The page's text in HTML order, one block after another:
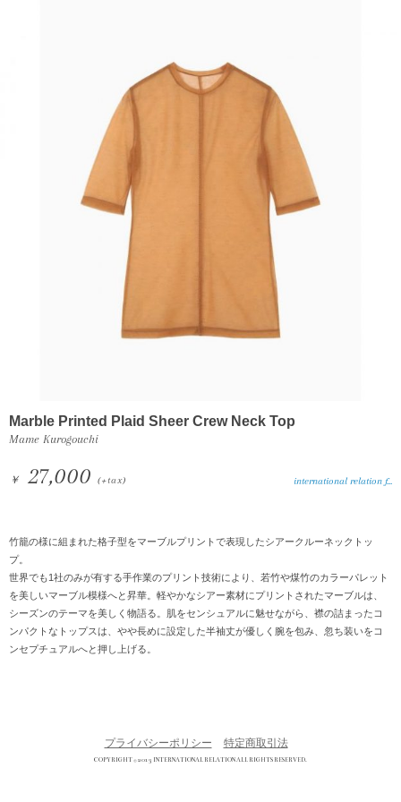
Marble Printed Plaid Sheer Crew Neck Top
Mame Kurogouchi
￥ 27,000(+tax) international relation f...
竹籠の様に組まれた格子型をマーブルプリントで表現したシアークルーネックトッ
プ。
世界でも1社のみが有する手作業のプリント技術により、若竹や煤竹のカラーパレット
を美しいマーブル模様へと昇華。軽やかなシアー素材にプリントされたマーブルは、
シーズンのテーマを美しく物語る。肌をセンシュアルに魅せながら、襟の詰まったコ
ンパクトなトップスは、やや長めに設定した半袖丈が優しく腕を包み、忽ち装いをコ
ンセプチュアルへと押し上げる。
プライバシーポリシー 特定商取引法
COPYRIGHT © 2013 INTERNATIONAL RELATION ALL RIGHTS RESERVED.